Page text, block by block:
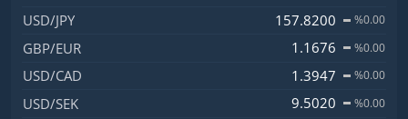
USD/JPY 157.8200 %0.00
GBP/EUR 1.1676 %0.00
USD/CAD 1.3947 %0.00
USD/SEK 9.5020 %0.00